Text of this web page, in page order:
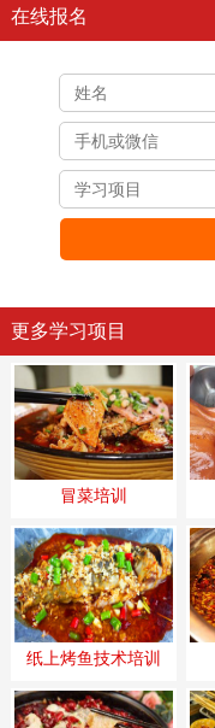
在线报名
更多学习项目
冒菜培训
纸上烤鱼技术培训